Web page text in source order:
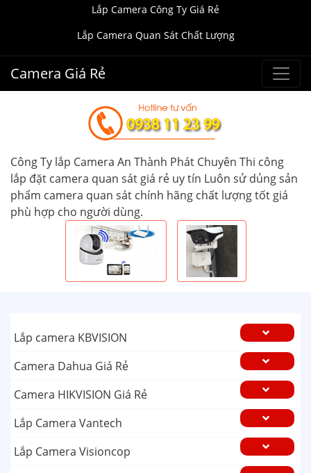
Lắp Camera Công Ty Giá Rẻ
Lắp Camera Quan Sát Chất Lượng
Camera Giá Rẻ
Công Ty lắp Camera An Thành Phát Chuyên Thi công
lắp đặt camera quan sát giá rẻ uy tín Luôn sử dủng sản
phẩm camera quan sát chính hãng chất lượng tốt giá
phù hợp cho người dùng.
Lắp camera KBVISION
Camera Dahua Giá Rẻ
Camera HIKVISION Giá Rẻ
Lắp Camera Vantech
Lắp Camera Visioncop